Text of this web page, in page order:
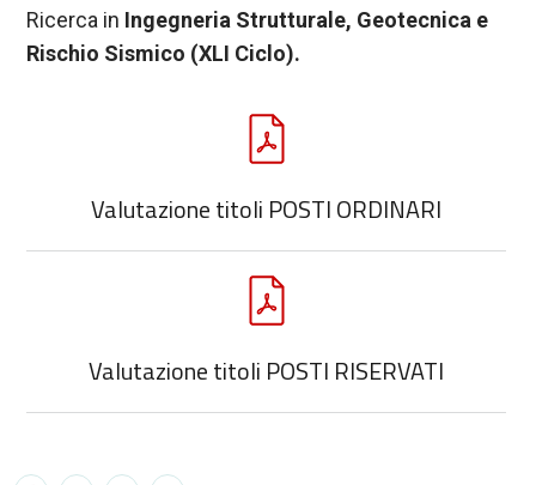
Ricerca in Ingegneria Strutturale, Geotecnica e
Rischio Sismico (XLI Ciclo).
Valutazione titoli POSTI ORDINARI
Valutazione titoli POSTI RISERVATI